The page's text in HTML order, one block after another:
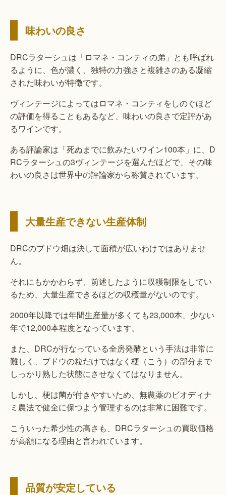
味わいの良さ
DRCラターシュは「ロマネ・コンティの弟」とも呼ばれ
るように、色が濃く、独特の力強さと複雑さのある凝縮
された味わいが特徴です。
ヴィンテージによってはロマネ・コンティをしのぐほど
の評価を得ることもあるなど、味わいの良さで定評があ
るワインです。
ある評論家は「死ぬまでに飲みたいワイン100本」に、D
RCラターシュの3ヴィンテージを選んだほどで、その味
わいの良さは世界中の評論家から称賛されています。
大量生産できない生産体制
DRCのブドウ畑は決して面積が広いわけではありませ
ん。
それにもかかわらず、前述したように収穫制限をしてい
るため、大量生産できるほどの収穫量がないのです。
2000年以降では年間生産量が多くても23,000本、少ない
年で12,000本程度となっています。
また、DRCが行なっている全房発酵という手法は非常に
難しく、ブドウの粒だけではなく梗（こう）の部分まで
しっかり熟した状態にさせなくてはなりません。
しかし、梗は菌が付きやすいため、無農薬のビオディナ
ミ農法で健全に保つよう管理するのは非常に困難です。
こういった希少性の高さも、DRCラターシュの買取価格
が高額になる理由と言われています。
品質が安定している